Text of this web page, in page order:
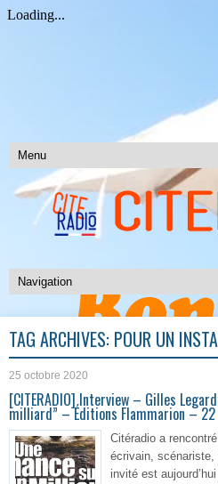
TAG ARCHIVES: POUR UN
25 octobre 2020
[CITERADIO] Interview – Gilles
milliard” – Éditions Flammarion –
Citéradio a
écrivain, scénariste,
invité est